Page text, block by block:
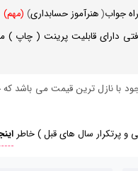
جواب(هنرآموز حسابداری) (مهم)
دارای قابلیت پرینت ( چاپ )
با نازل ترین قیمت می
و پرتکرار سال های قبل ) خاطر